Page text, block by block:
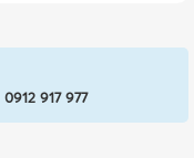
0912 917 977